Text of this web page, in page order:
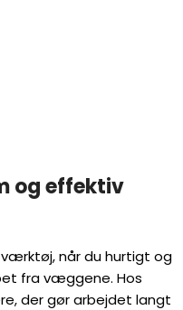
og effektiv
når du hurtigt og
fra væggene. Hos
der gør arbejdet langt